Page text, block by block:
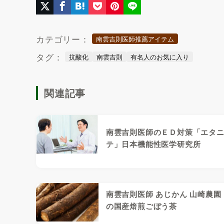
カテゴリー： 南雲吉則医師推薦アイテム
タグ： 抗酸化 南雲吉則 有名人のお気に入り
関連記事
南雲吉則医師のＥＤ対策「エタニ
テ」日本機能性医学研究所
南雲吉則医師 あじかん 山崎農園
の国産焙煎ごぼう茶